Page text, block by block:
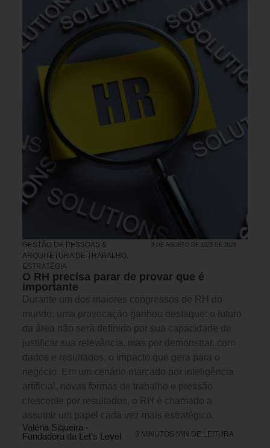
GESTÃO DE PESSOAS &
ARQUITETURA DE TRABALHO
ESTRATÉGIA
4 DE AGOSTO DE 2026 DE 2026
O RH precisa parar de provar que é
importante
Durante um dos maiores congressos de RH do
mundo, uma provocação ganhou destaque: o futuro
da área não será definido por sua capacidade de
justificar sua relevância, mas por demonstrar, com
dados e resultados, o impacto que gera para o
negócio. Em um cenário marcado por inteligência
artificial, novas formas de trabalho e pressão
crescente por resultados, o RH é chamado a
assumir um papel cada vez mais estratégico.
Valéria Siqueira -
Fundadora da Let’s Level
3 MINUTOS MIN DE LEITURA